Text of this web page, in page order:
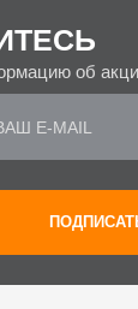
об